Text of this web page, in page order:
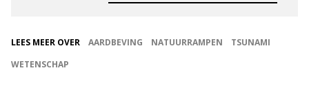
LEES MEER OVER AARDBEVING NATUURRAMPEN
TSUNAMI
WETENSCHAP